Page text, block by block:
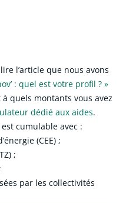
l’article que nous avons
: quel est votre profil ? »
quels montants vous avez
dédié aux aides.
cumulable avec :
(CEE) ;
;
par les collectivités